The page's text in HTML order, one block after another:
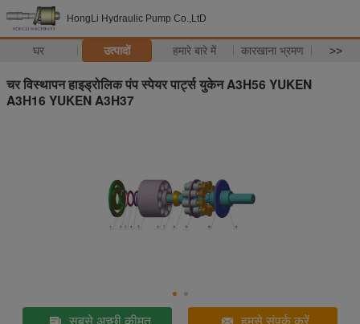
HongLi Hydraulic Pump Co.,LtD
घर उत्पादों हमारे बारे में कारखाना भ्रमण >>
चर विस्थापन हाइड्रोलिक पंप स्पेयर पार्ट्स युकेन A3H56 YUKEN
A3H16 YUKEN A3H37
सबसे अच्छी कीमत हमसे संपर्क करें